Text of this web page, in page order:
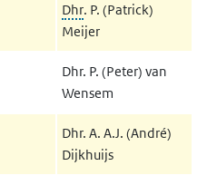
Dhr. P. (Patrick)
Meijer
Dhr. P. (Peter) van
Wensem
Dhr. A. A.J. (André)
Dijkhuijs